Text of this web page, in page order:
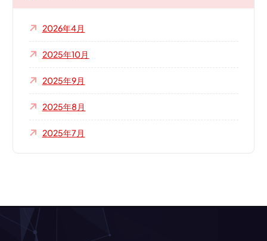
2026年4月
2025年10月
2025年9月
2025年8月
2025年7月